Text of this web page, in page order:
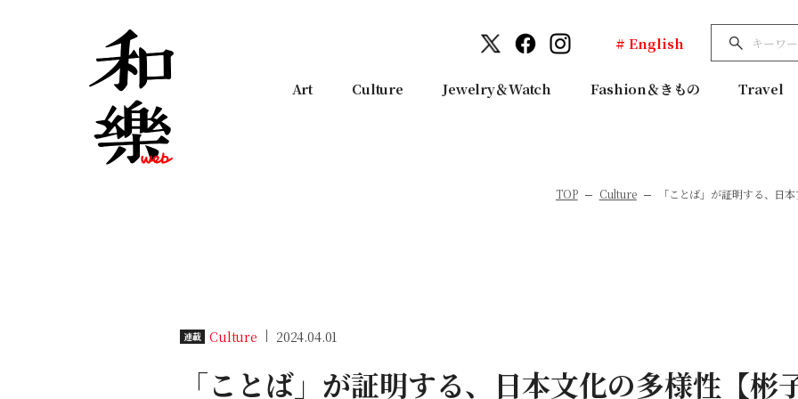
# English
Art Culture Jewelry＆Watch Fashion＆きもの Travel
TOP Culture 「ことば」が証明する、日
連載 Culture 2024.04.01
「ことば」が証明する、日本文化の多様性【彬